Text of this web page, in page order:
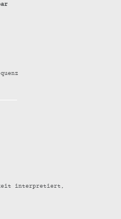
interpretiert,